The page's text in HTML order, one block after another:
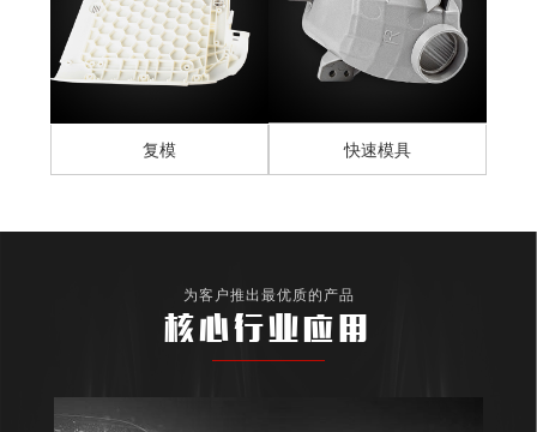
复模 快速模具
为客户推出最优质的产品
核心行业应用